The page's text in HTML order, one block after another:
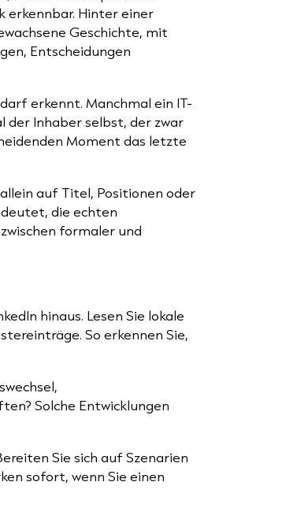
erkennbar. Hinter einer
Geschichte, mit
Entscheidungen
erkennt. Manchmal ein IT-
der Inhaber selbst, der zwar
Moment das letzte
auf Titel, Positionen oder
die echten
formaler und
hinaus. Lesen Sie lokale
So erkennen Sie,
Solche Entwicklungen
Sie sich auf Szenarien
sofort, wenn Sie einen